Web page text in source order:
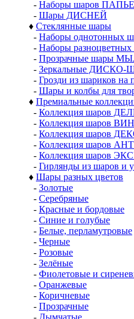
- Наборы шаров
- Шары ДИСНЕЙ
♦ Стеклянные шары
- Наборы однотонных
- Наборы разноцветных
- Прозрачные шары
- Зеркальные
- Грозди из шариков на
- Шары и колбы для
♦ Премиальные
- Коллекция шаров
- Коллекция шаров
- Коллекция шаров
- Коллекция шаров
- Коллекция шаров
- Гирлянды из шаров и
♦ Шары разных цветов
- Золотые
- Серебряные
- Красные и бордовые
- Синие и голубые
- Белые, перламутровые
- Черные
- Розовые
- Зелёные
- Фиолетовые и
- Оранжевые
- Коричневые
- Прозрачные
- Дымчатые